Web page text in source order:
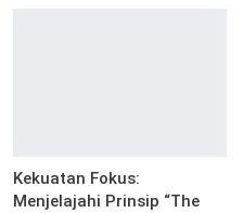
Kekuatan Fokus:
Menjelajahi Prinsip “The